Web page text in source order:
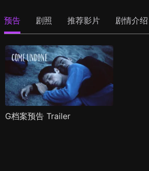
预告 剧照 推荐影片 剧情介绍
G档案预告 Trailer